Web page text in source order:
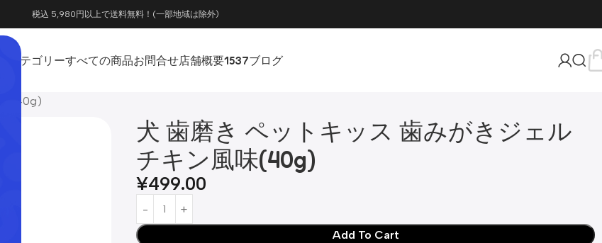
税込 5,980円以上で送料無料！(一部地域は除外)
カテゴリーすべての商品お問合せ店舗概要1537ブログ
味(40g)
犬 歯磨き ペットキッス 歯みがきジェル
チキン風味(40g)
¥499.00
Add To Cart